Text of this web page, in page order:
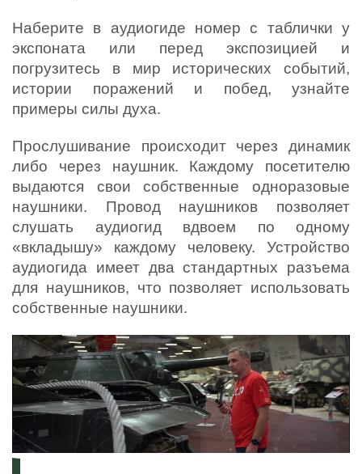
Наберите в аудиогиде номер с таблички у
экспоната или перед экспозицией и
погрузитесь в мир исторических событий,
истории поражений и побед, узнайте
примеры силы духа.
Прослушивание происходит через динамик
либо через наушник. Каждому посетителю
выдаются свои собственные одноразовые
наушники. Провод наушников позволяет
слушать аудиогид вдвоем по одному
«вкладышу» каждому человеку. Устройство
аудиогида имеет два стандартных разъема
для наушников, что позволяет использовать
собственные наушники.